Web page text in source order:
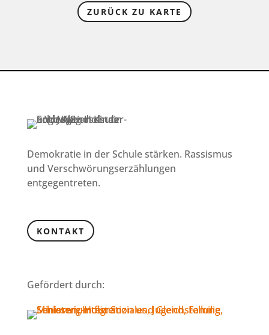
ZURÜCK ZU KARTE
Demokratie in der Schule stärken. Rassismus
und Verschwörungserzählungen
entgegentreten.
KONTAKT
Gefördert durch: